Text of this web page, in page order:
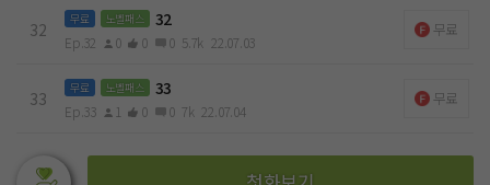
32
무료 노벨패스 32
Ep.32 0 0 0 5.7k 22.07.03
무료
33
무료 노벨패스 33
Ep.33 1 0 0 7k 22.07.04
무료